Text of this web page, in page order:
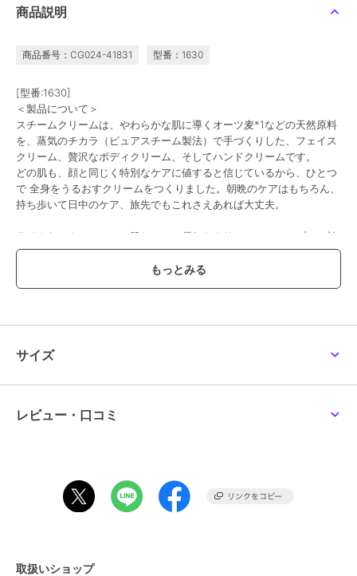
商品説明
商品番号：CG024-41831 型番：1630
[型番:1630]
＜製品について＞
スチームクリームは、やわらかな肌に導くオーツ麦*1などの天然原料
を、蒸気のチカラ（ピュアスチーム製法）で手づくりした、フェイス
クリーム、贅沢なボディクリーム、そしてハンドクリームです。
どの肌も、顔と同じく特別なケアに値すると信じているから、ひとつ
で 全身をうるおすクリームをつくりました。朝晩のケアはもちろん、
持ち歩いて日中のケア、旅先でもこれさえあれば大丈夫。
ライトなテクスチャーで肌なじみに優れたクリームは、シンプルで効
果的なスキンケアをお求めのあなたにぴったり。
ブランド誕生以来たった一つのクリームで1,000万人の肌をうるおし
てきた、ブランドのシグネチャープロダクトです。
*1カラスムギ穀粒（保湿成分）
リティスキンケア」のフィロソフィーのもと、古来使用の安心できる
オーツ麦はカラスムギともよばれ、古くはローマ時代から肌の保湿と
保護に使用されてきた歴史がある天然原料です。
サイズ
レビュー・口コミ
取扱いショップ